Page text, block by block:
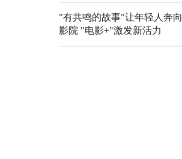
"有共鸣的故事"让年轻人奔向
影院 "电影+"激发新活力